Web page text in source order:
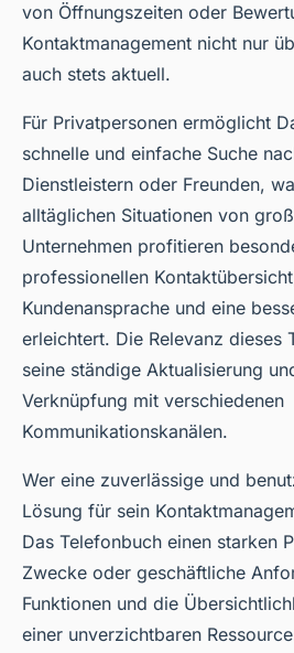
von Öffnungszeiten oder
Kontaktmanagement nicht nur
auch stets aktuell.
Für Privatpersonen ermöglicht
schnelle und einfache Suche
Dienstleistern oder Freunden,
alltäglichen Situationen von
Unternehmen profitieren
professionellen
Kundenansprache und eine
erleichtert. Die Relevanz dieses
seine ständige Aktualisierung
Verknüpfung mit verschiedenen
Kommunikationskanälen.
Wer eine zuverlässige und
Lösung für sein
Das Telefonbuch einen starken
Zwecke oder geschäftliche
Funktionen und die
einer unverzichtbaren